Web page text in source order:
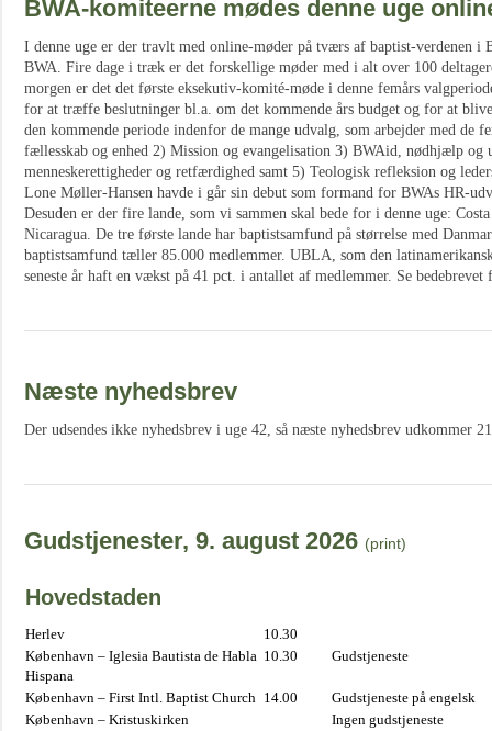
BWA-komiteerne mødes denne uge
I denne uge er der travlt med online-møder på tværs af baptist-verdenen i
BWA. Fire dage i træk er det forskellige møder med i alt over 100
morgen er det det første eksekutiv-komité-møde i denne femårs
for at træffe beslutninger bl.a. om det kommende års budget og for at
den kommende periode indenfor de mange udvalg, som arbejder med de
fællesskab og enhed 2) Mission og evangelisation 3) BWAid, nødhjælp
menneskerettigheder og retfærdighed samt 5) Teologisk refleksion og
Lone Møller-Hansen havde i går sin debut som formand for BWAs HR-
Desuden er der fire lande, som vi sammen skal bede for i denne uge:
Nicaragua. De tre første lande har baptistsamfund på størrelse med
baptistsamfund tæller 85.000 medlemmer. UBLA, som den
seneste år haft en vækst på 41 pct. i antallet af medlemmer. Se bedebrevet
Næste nyhedsbrev
Der udsendes ikke nyhedsbrev i uge 42, så næste nyhedsbrev udkommer
Gudstjenester, 9. august 2026 (print)
Hovedstaden
Herlev
10.30
København – Iglesia Bautista de Habla
Hispana
10.30 Gudstjeneste
København – First Intl. Baptist Church 14.00
Gudstjeneste på engelsk
København – Kristuskirken
Ingen gudstjeneste